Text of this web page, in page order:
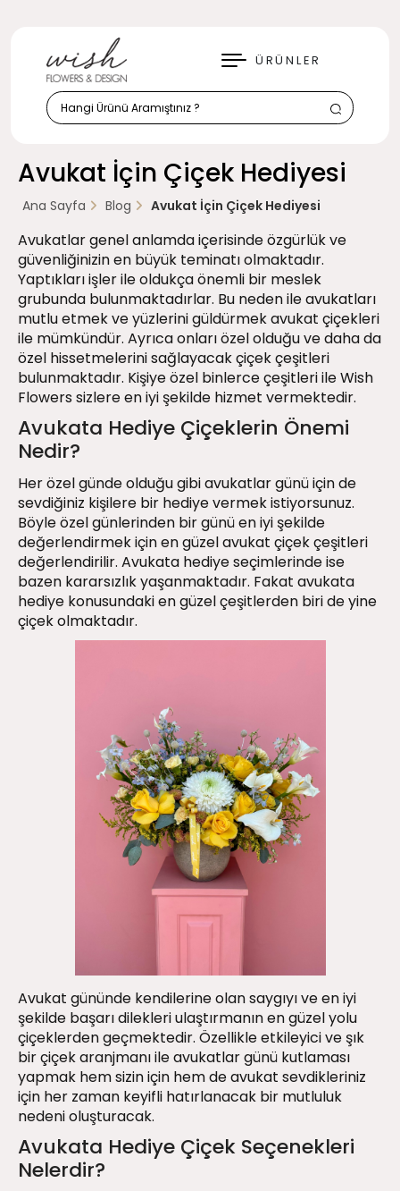
ÜRÜNLER
KAPAT
Avukat İçin Çiçek Hediyesi
Ana Sayfa Blog Avukat İçin Çiçek Hediyesi
Avukatlar genel anlamda içerisinde özgürlük ve
güvenliğinizin en büyük teminatı olmaktadır.
Yaptıkları işler ile oldukça önemli bir meslek
grubunda bulunmaktadırlar. Bu neden ile avukatları
mutlu etmek ve yüzlerini güldürmek avukat çiçekleri
ile mümkündür. Ayrıca onları özel olduğu ve daha da
özel hissetmelerini sağlayacak çiçek çeşitleri
bulunmaktadır. Kişiye özel binlerce çeşitleri ile Wish
Flowers sizlere en iyi şekilde hizmet vermektedir.
Avukata Hediye Çiçeklerin Önemi
Nedir?
Her özel günde olduğu gibi avukatlar günü için de
sevdiğiniz kişilere bir hediye vermek istiyorsunuz.
Böyle özel günlerinden bir günü en iyi şekilde
değerlendirmek için en güzel avukat çiçek çeşitleri
değerlendirilir. Avukata hediye seçimlerinde ise
bazen kararsızlık yaşanmaktadır. Fakat avukata
hediye konusundaki en güzel çeşitlerden biri de yine
çiçek olmaktadır.
Avukat gününde kendilerine olan saygıyı ve en iyi
şekilde başarı dilekleri ulaştırmanın en güzel yolu
çiçeklerden geçmektedir. Özellikle etkileyici ve şık
bir çiçek aranjmanı ile avukatlar günü kutlaması
yapmak hem sizin için hem de avukat sevdikleriniz
için her zaman keyifli hatırlanacak bir mutluluk
nedeni oluşturacak.
Avukata Hediye Çiçek Seçenekleri
Nelerdir?